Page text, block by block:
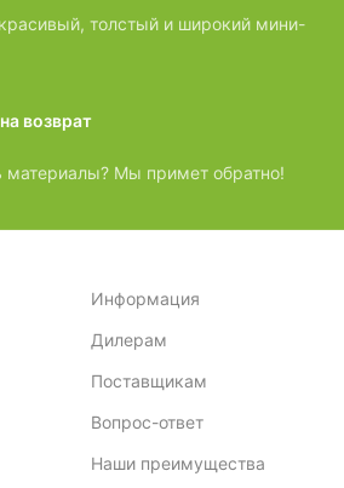
толстый и широкий мини-
возврат
материалы? Мы примет обратно!
Информация
Дилерам
Поставщикам
Вопрос-ответ
Наши преимущества